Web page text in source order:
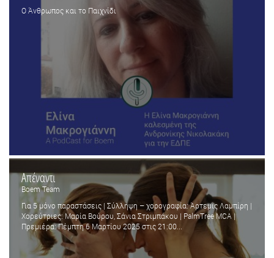
O Άνθρωπος και το Παιχνίδι
Απέναντι
Boem Team
Για 5 μόνο παραστάσεις | Σύλληψη – χορογραφία: Άρτεμις Λαμπίρη |
Χορεύτριες: Μαρία Βούρου, Σάνια Στριμπάκου | PalmTree MCA |
Πρεμιέρα: Πέμπτη 6 Μαρτίου 2025 στις 21:00...